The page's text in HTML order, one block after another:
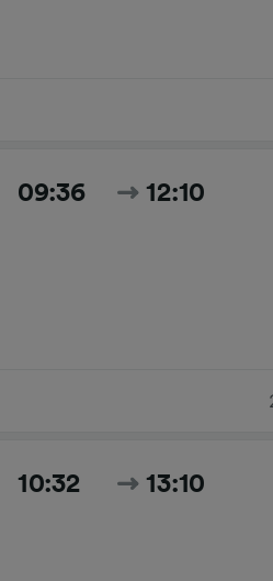
09:36 12:10
10:32 13:10